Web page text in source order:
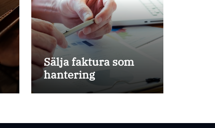
Sälja faktura som
hantering